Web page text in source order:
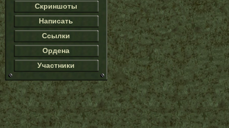
Скриншоты
Написать
Ссылки
Ордена
Участники